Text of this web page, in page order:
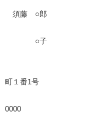
須藤 ○郎
○子
新
〒□□□
町１番1号
電話番
0000